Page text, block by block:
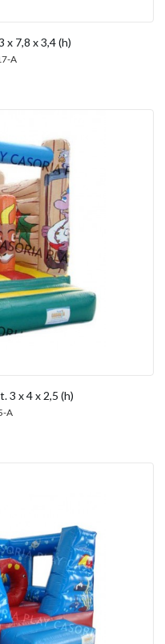
x 7,8 x 3,4 (h)
A
3 x 4 x 2,5 (h)
A